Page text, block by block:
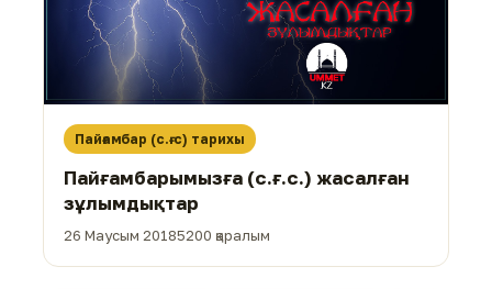
Пайғамбар (с.ғ.с) тарихы
Пайғамбарымызға (с.ғ.с.) жасалған
зұлымдықтар
26 Маусым 20185200 қаралым